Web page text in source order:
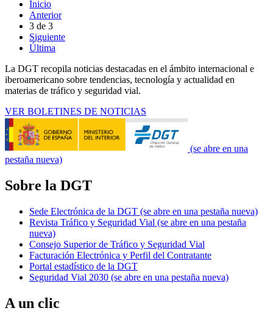
Inicio
Anterior
3 de 3
Siguiente
Última
La DGT recopila noticias destacadas en el ámbito internacional e
iberoamericano sobre tendencias, tecnología y actualidad en
materias de tráfico y seguridad vial.
VER BOLETINES DE NOTICIAS
(se abre en una
pestaña nueva)
Sobre la DGT
Sede Electrónica de la DGT (se abre en una pestaña nueva)
Revista Tráfico y Seguridad Vial (se abre en una pestaña
nueva)
Consejo Superior de Tráfico y Seguridad Vial
Facturación Electrónica y Perfil del Contratante
Portal estadístico de la DGT
Seguridad Vial 2030 (se abre en una pestaña nueva)
A un clic